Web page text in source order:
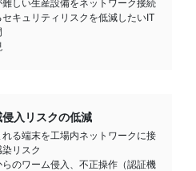
しい生産設備をネットワーク接続
キュリティリスクを低減したいIT
入リスクの低減
る端末を工場内ネットワークに接
リスク
のワーム侵入、不正操作（認証機